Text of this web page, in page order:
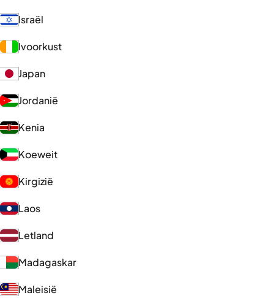
Israël
Ivoorkust
Japan
Jordanië
Kenia
Koeweit
Kirgizië
Laos
Letland
Madagaskar
Maleisië